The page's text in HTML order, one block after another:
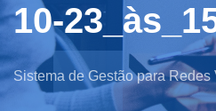
10-
Sistema de Gestão para